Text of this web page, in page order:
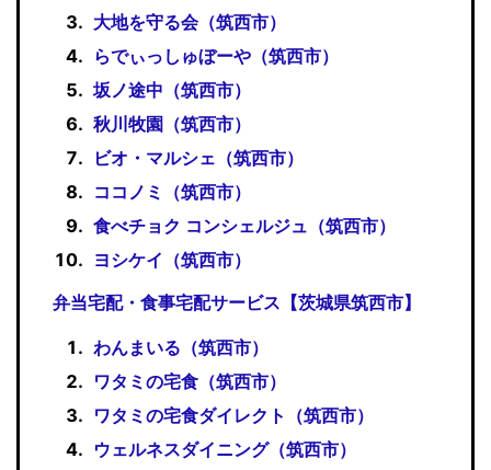
大地を守る会（筑西市）
らでぃっしゅぼーや（筑西市）
坂ノ途中（筑西市）
秋川牧園（筑西市）
ビオ・マルシェ（筑西市）
ココノミ（筑西市）
食べチョク コンシェルジュ（筑西市）
ヨシケイ（筑西市）
弁当宅配・食事宅配サービス【茨城県筑西市】
わんまいる（筑西市）
ワタミの宅食（筑西市）
ワタミの宅食ダイレクト（筑西市）
ウェルネスダイニング（筑西市）